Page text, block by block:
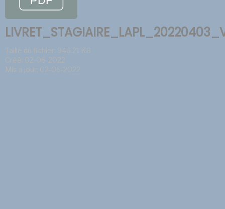
Taille du fichier: 946.21 KB
Créé: 02-06-2022
Mis à jour: 02-06-2022